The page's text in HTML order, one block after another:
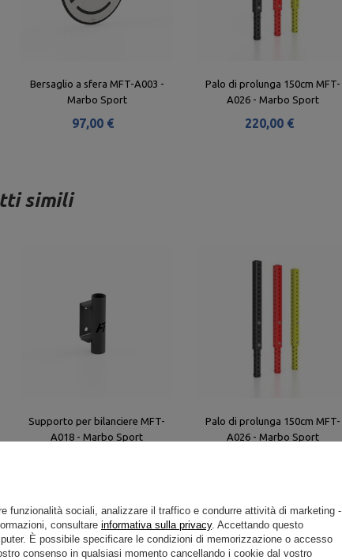
Bersaglio a sfera MFT-A003 -
Marbo Sport
97,00 €
Palo di prolunga 150cm MFT-
A026 - Marbo Sport
220,00 €
simili
Supporto per bilanciere MFT-
A018 - Marbo Sport
Palo di prolunga 150cm MFT-
A026 - Marbo Sport
funzionalità sociali, analizzare il traffico e condurre attività di marketing -
consultare informativa sulla privacy. Accettando questo
È possibile specificare le condizioni di memorizzazione o accesso
consenso in qualsiasi momento cancellando i cookie dal vostro